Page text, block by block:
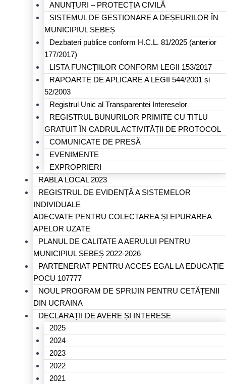
ANUNȚURI – PROTECȚIA CIVILĂ
SISTEMUL DE GESTIONARE A DEȘEURILOR ÎN
MUNICIPIUL SEBEȘ
Dezbateri publice conform H.C.L. 81/2025 (anterior
177/2017)
LISTA FUNCȚIILOR CONFORM LEGII 153/2017
RAPOARTE DE APLICARE A LEGII 544/2001 și
52/2003
Registrul Unic al Transparenței Intereselor
REGISTRUL BUNURILOR PRIMITE CU TITLU
GRATUIT ÎN CADRUL ACTIVITĂȚII DE PROTOCOL
COMUNICATE DE PRESĂ
EVENIMENTE
EXPROPRIERI
RABLA LOCAL 2023
REGISTRUL DE EVIDENȚĂ A SISTEMELOR
INDIVIDUALE
ADECVATE PENTRU COLECTAREA ȘI EPURAREA
APELOR UZATE
PLANUL DE CALITATE A AERULUI PENTRU
MUNICIPIUL SEBEȘ 2022-2026
PARTENERIAT PENTRU ACCES EGAL LA EDUCAȚIE
POCU 107777
NOUL PROGRAM DE SPRIJIN PENTRU CETĂȚENII
DIN UCRAINA
DECLARAȚII DE AVERE ȘI INTERESE
2025
2024
2023
2022
2021